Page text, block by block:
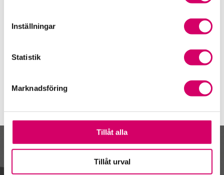
Inställningar
Statistik
Marknadsföring
Tillåt alla
Tillåt urval
Öppet brev till Myndigheten för yrkeshögskolan
Framtidsutsikter i lönebranschen
Kalendarium